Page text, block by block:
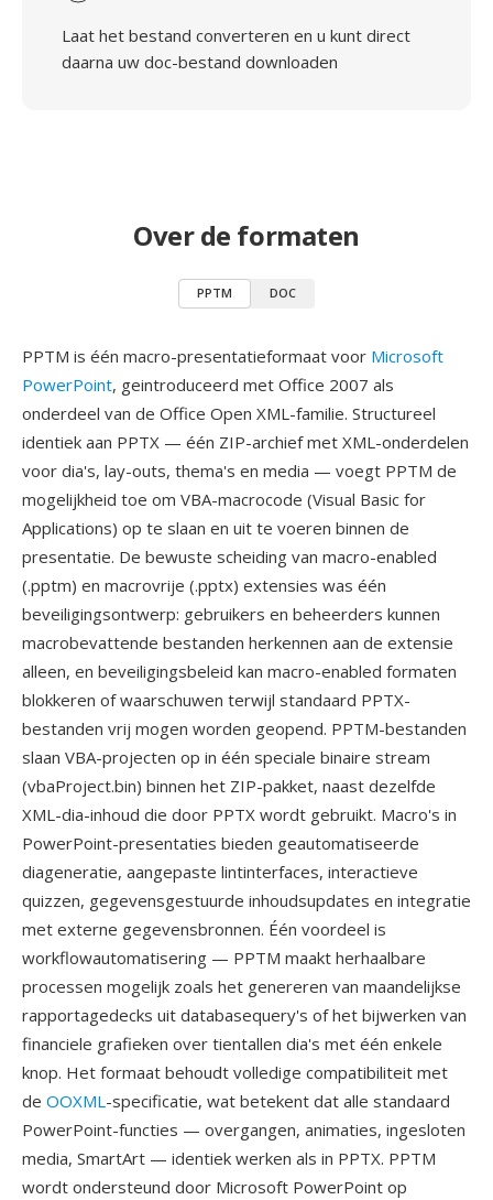
Laat het bestand converteren en u kunt direct
daarna uw doc-bestand downloaden
Over de formaten
PPTM DOC
PPTM is één macro-presentatieformaat voor Microsoft
PowerPoint, geintroduceerd met Office 2007 als
onderdeel van de Office Open XML-familie. Structureel
identiek aan PPTX — één ZIP-archief met XML-onderdelen
voor dia's, lay-outs, thema's en media — voegt PPTM de
mogelijkheid toe om VBA-macrocode (Visual Basic for
Applications) op te slaan en uit te voeren binnen de
presentatie. De bewuste scheiding van macro-enabled
(.pptm) en macrovrije (.pptx) extensies was één
beveiligingsontwerp: gebruikers en beheerders kunnen
macrobevattende bestanden herkennen aan de extensie
alleen, en beveiligingsbeleid kan macro-enabled formaten
blokkeren of waarschuwen terwijl standaard PPTX-
bestanden vrij mogen worden geopend. PPTM-bestanden
slaan VBA-projecten op in één speciale binaire stream
(vbaProject.bin) binnen het ZIP-pakket, naast dezelfde
XML-dia-inhoud die door PPTX wordt gebruikt. Macro's in
PowerPoint-presentaties bieden geautomatiseerde
diageneratie, aangepaste lintinterfaces, interactieve
quizzen, gegevensgestuurde inhoudsupdates en integratie
met externe gegevensbronnen. Één voordeel is
workflowautomatisering — PPTM maakt herhaalbare
processen mogelijk zoals het genereren van maandelijkse
rapportagedecks uit databasequery's of het bijwerken van
financiele grafieken over tientallen dia's met één enkele
knop. Het formaat behoudt volledige compatibiliteit met
de OOXML-specificatie, wat betekent dat alle standaard
PowerPoint-functies — overgangen, animaties, ingesloten
media, SmartArt — identiek werken als in PPTX. PPTM
wordt ondersteund door Microsoft PowerPoint op